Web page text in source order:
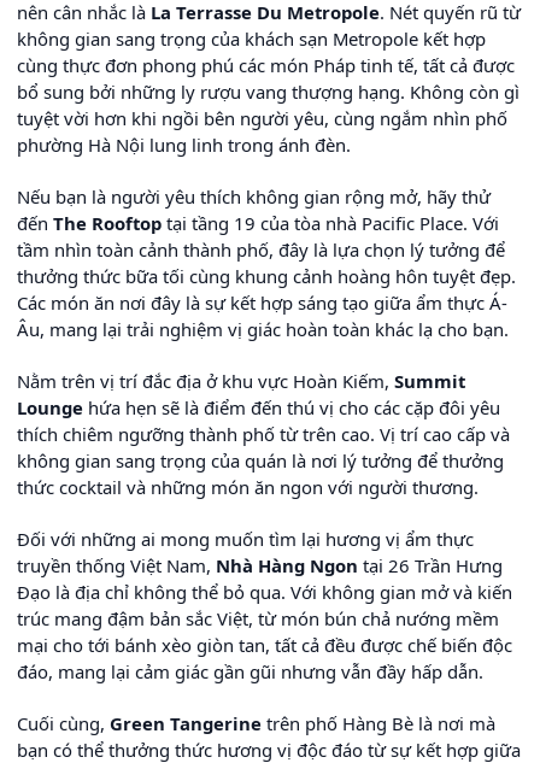
nên cân nhắc là La Terrasse Du Metropole. Nét quyến rũ từ
không gian sang trọng của khách sạn Metropole kết hợp
cùng thực đơn phong phú các món Pháp tinh tế, tất cả được
bổ sung bởi những ly rượu vang thượng hạng. Không còn gì
tuyệt vời hơn khi ngồi bên người yêu, cùng ngắm nhìn phố
phường Hà Nội lung linh trong ánh đèn.
Nếu bạn là người yêu thích không gian rộng mở, hãy thử
đến The Rooftop tại tầng 19 của tòa nhà Pacific Place. Với
tầm nhìn toàn cảnh thành phố, đây là lựa chọn lý tưởng để
thưởng thức bữa tối cùng khung cảnh hoàng hôn tuyệt đẹp.
Các món ăn nơi đây là sự kết hợp sáng tạo giữa ẩm thực Á-
Âu, mang lại trải nghiệm vị giác hoàn toàn khác lạ cho bạn.
Nằm trên vị trí đắc địa ở khu vực Hoàn Kiếm, Summit
Lounge hứa hẹn sẽ là điểm đến thú vị cho các cặp đôi yêu
thích chiêm ngưỡng thành phố từ trên cao. Vị trí cao cấp và
không gian sang trọng của quán là nơi lý tưởng để thưởng
thức cocktail và những món ăn ngon với người thương.
Đối với những ai mong muốn tìm lại hương vị ẩm thực
truyền thống Việt Nam, Nhà Hàng Ngon tại 26 Trần Hưng
Đạo là địa chỉ không thể bỏ qua. Với không gian mở và kiến
trúc mang đậm bản sắc Việt, từ món bún chả nướng mềm
mại cho tới bánh xèo giòn tan, tất cả đều được chế biến độc
đáo, mang lại cảm giác gần gũi nhưng vẫn đầy hấp dẫn.
Cuối cùng, Green Tangerine trên phố Hàng Bè là nơi mà
bạn có thể thưởng thức hương vị độc đáo từ sự kết hợp giữa